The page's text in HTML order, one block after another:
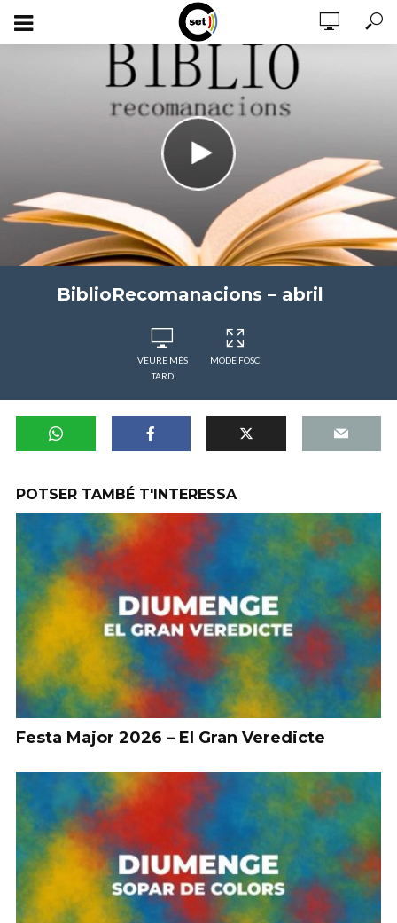
BiblioRecomanacions – abril
VEURE MÉS
TARD
MODE FOSC
POTSER TAMBÉ T'INTERESSA
Festa Major 2026 – El Gran Veredicte